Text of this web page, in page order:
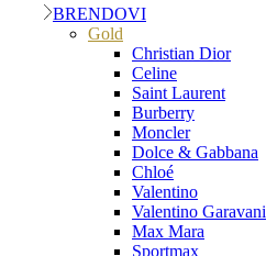
BRENDOVI
Gold
Christian Dior
Celine
Saint Laurent
Burberry
Moncler
Dolce & Gabbana
Chloé
Valentino
Valentino Garavani
Max Mara
Sportmax